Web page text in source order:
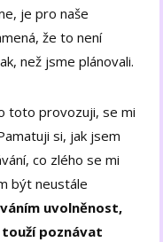
je pro naše
že to není
než jsme plánovali.
toto provozuji, se mi
si, jak jsem
co zlého se mi
být neustále
uvolněnost,
poznávat